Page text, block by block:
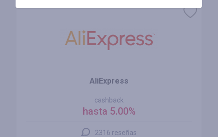
AliExpress
cashback
hasta 5.00%
2316 reseñas